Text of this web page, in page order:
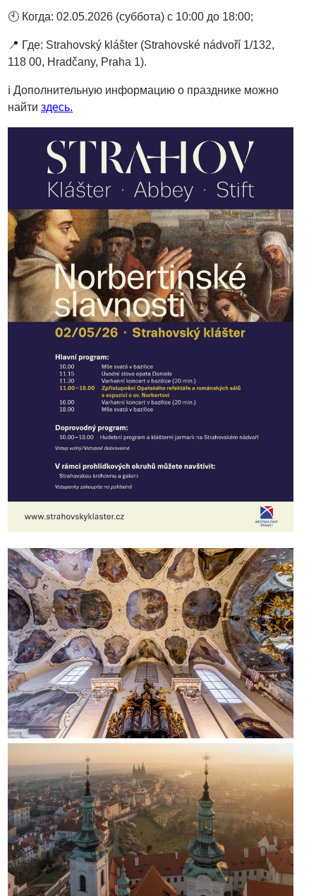
🕙 Когда: 02.05.2026 (суббота) с 10:00 до 18:00;
📍 Где: Strahovský klášter (Strahovské nádvoří 1/132,
118 00, Hradčany, Praha 1).
ℹ️Дополнительную информацию о празднике можно
найтиздесь.